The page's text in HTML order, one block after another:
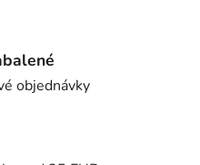
objednávky